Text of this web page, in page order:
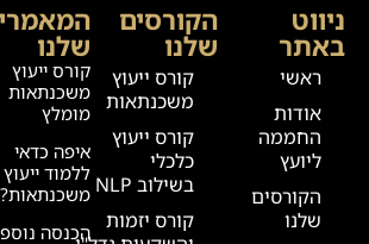
הקורסים
שלנו
קורס ייעוץ
משכנתאות
קורס ייעוץ
כלכלי
בשילוב NLP
קורס יזמות
שלנו
קורס ייעוץ
משכנתאות
מומלץ
איפה כדאי
ללמוד ייעוץ
משכנתאות?
הכנסה
ניווט
באתר
ראשי
אודות
החממה
ליועץ
הקורסים
שלנו